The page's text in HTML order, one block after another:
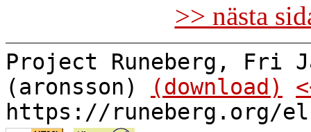
>> nästa
Project Runeberg, Fri
(aronsson)
(download)
https://runeberg.org/